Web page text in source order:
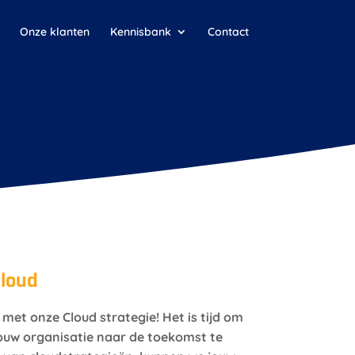
Onze klanten Kennisbank Contact
onze Cloud strategie! Het is tijd om
organisatie naar de toekomst te